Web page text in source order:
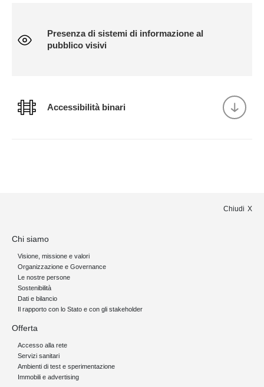
Presenza di sistemi di informazione al
pubblico visivi
Accessibilità binari
Chiudi
Chi siamo
Visione, missione e valori
Organizzazione e Governance
Le nostre persone
Sostenibilità
Dati e bilancio
Il rapporto con lo Stato e con gli stakeholder
Offerta
Accesso alla rete
Servizi sanitari
Ambienti di test e sperimentazione
Immobili e advertising